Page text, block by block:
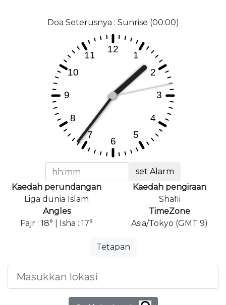
Doa Seterusnya : Sunrise (00:00)
set Alarm
Kaedah perundangan
Liga dunia Islam
Kaedah pengiraan
Shafii
Angles
Fajr : 18° | Isha : 17°
TimeZone
Asia/Tokyo (GMT 9)
Tetapan